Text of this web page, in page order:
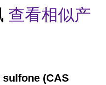
查看相似产
sulfone (CAS